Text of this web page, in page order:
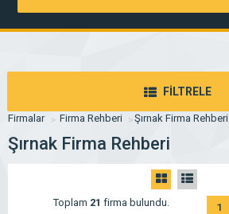
FİLTRELE
Firmalar Firma Rehberi Şırnak Firma Rehberi
Şırnak Firma Rehberi
Toplam 21 firma bulundu. 1